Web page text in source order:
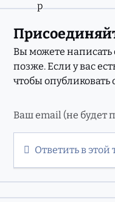
Вы можете написать
позже. Если у вас
чтобы опубликовать
Ответить в этой